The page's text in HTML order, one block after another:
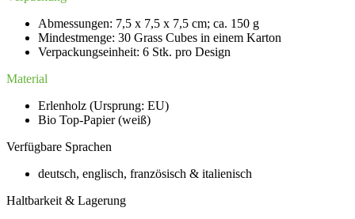
Abmessungen: 7,5 x 7,5 x 7,5 cm; ca. 150 g
Mindestmenge: 30 Grass Cubes in einem Karton
Verpackungseinheit: 6 Stk. pro Design
Material
Erlenholz (Ursprung: EU)
Bio Top-Papier (weiß)
Verfügbare Sprachen
deutsch, englisch, französisch & italienisch
Haltbarkeit & Lagerung